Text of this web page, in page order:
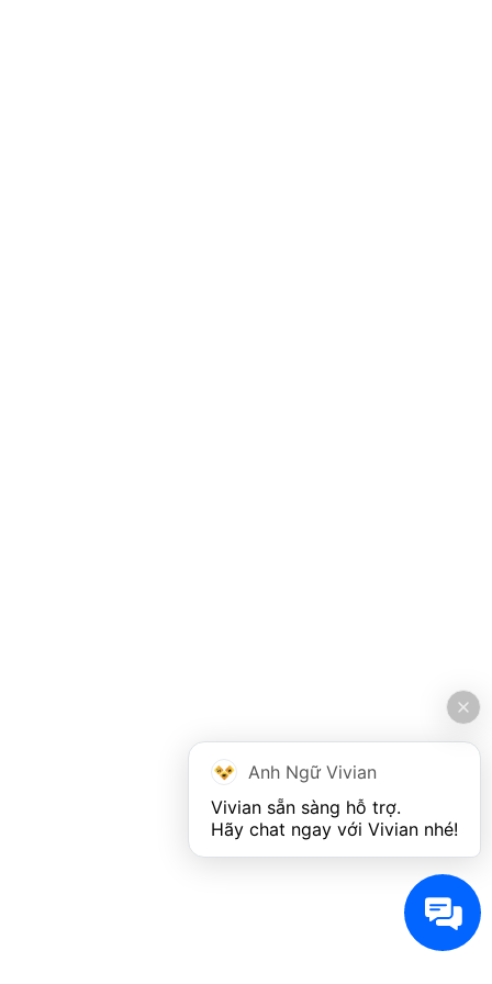
Anh Ngữ Vivian
Vivian sẵn sàng hỗ trợ.
Hãy chat ngay với Vivian nhé!